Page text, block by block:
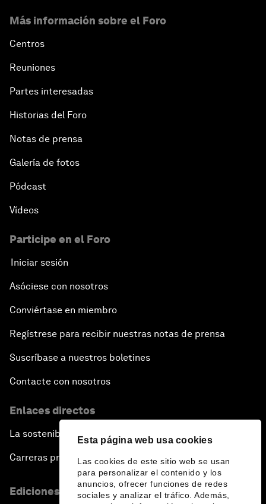
Esta página web usa cookies
Las cookies de este sitio web se usan
para personalizar el contenido y los
anuncios, ofrecer funciones de redes
sociales y analizar el tráfico. Además,
Más información sobre el Foro
Centros
Reuniones
Partes interesadas
Historias del Foro
Notas de prensa
Galería de fotos
Pódcast
Vídeos
Participe en el Foro
Iniciar sesión
Asóciese con nosotros
Conviértase en miembro
Regístrese para recibir nuestras notas de prensa
Suscríbase a nuestros boletines
Contacte con nosotros
Enlaces directos
La sostenibilidad en el Foro
Carreras profesionales
Ediciones en otros idiomas